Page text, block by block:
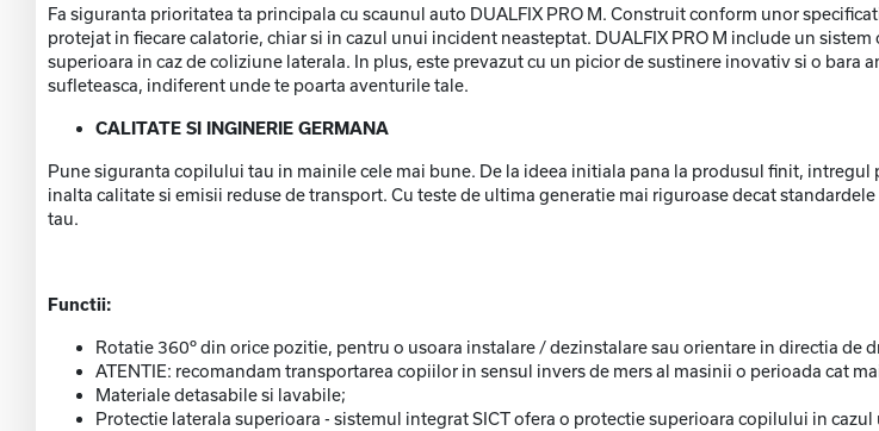
Fa siguranta prioritatea ta principala cu scaunul auto DUALFIX PRO M. Construit conform unor
protejat in fiecare calatorie, chiar si in cazul unui incident neasteptat. DUALFIX PRO M include un
superioara in caz de coliziune laterala. In plus, este prevazut cu un picior de sustinere inovativ si o
sufleteasca, indiferent unde te poarta aventurile tale.
CALITATE SI INGINERIE GERMANA
Pune siguranta copilului tau in mainile cele mai bune. De la ideea initiala pana la produsul finit,
inalta calitate si emisii reduse de transport. Cu teste de ultima generatie mai riguroase decat
tau.
Functii:
Rotatie 360º din orice pozitie, pentru o usoara instalare / dezinstalare sau orientare in directia de
ATENTIE: recomandam transportarea copiilor in sensul invers de mers al masinii o perioada cat
Materiale detasabile si lavabile;
Protectie laterala superioara - sistemul integrat SICT ofera o protectie superioara copilului in